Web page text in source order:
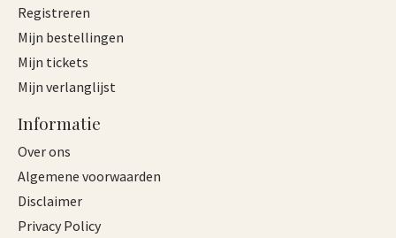
Registreren
Mijn bestellingen
Mijn tickets
Mijn verlanglijst
Informatie
Over ons
Algemene voorwaarden
Disclaimer
Privacy Policy